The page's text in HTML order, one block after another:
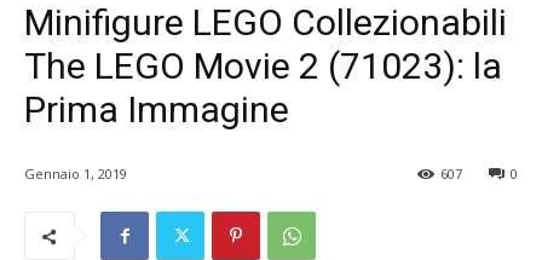
Minifigure LEGO Collezionabili
The LEGO Movie 2 (71023): la
Prima Immagine
Gennaio 1, 2019 0
607